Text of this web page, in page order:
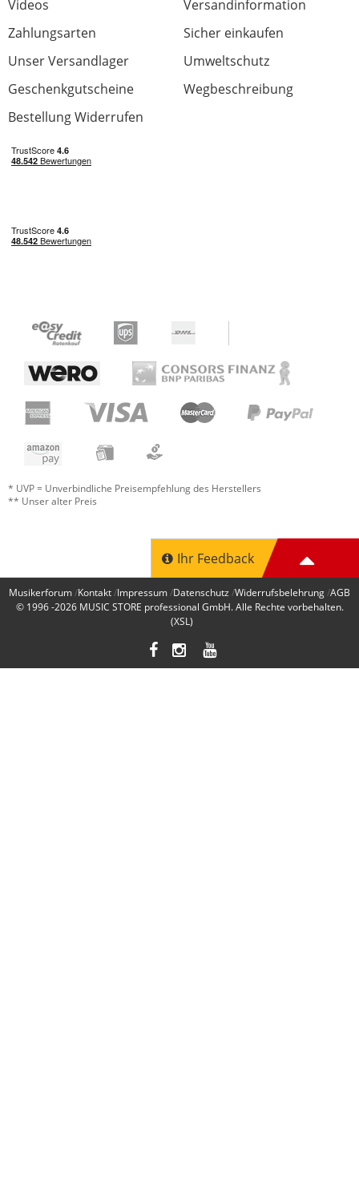
Videos
Versandinformation
Zahlungsarten
Sicher einkaufen
Unser Versandlager
Umweltschutz
Geschenkgutscheine
Wegbeschreibung
Bestellung Widerrufen
* UVP = Unverbindliche Preisempfehlung des Herstellers
** Unser alter Preis
Ihr Feedback
Musikerforum Kontakt Impressum Datenschutz Widerrufsbelehrung AGB
© 1996 -2026 MUSIC STORE professional GmbH. Alle Rechte vorbehalten.
(XSL)